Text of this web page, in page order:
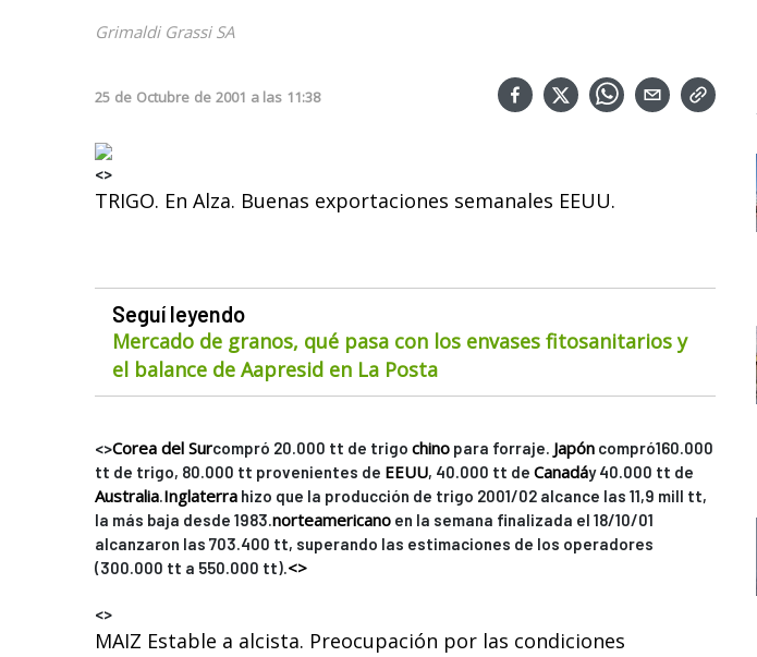
Grimaldi Grassi SA
25 de Octubre de 2001 a las 11:38
<>
TRIGO. En Alza. Buenas exportaciones semanales EEUU.
Seguí leyendo
Mercado de granos, qué pasa con los envases fitosanitarios y
el balance de Aapresid en La Posta
<>Corea del Surcompró 20.000 tt de trigo chino para forraje. Japón compró160.000
tt de trigo, 80.000 tt provenientes de EEUU, 40.000 tt de Canadáy 40.000 tt de
Australia.Inglaterra hizo que la producción de trigo 2001/02 alcance las 11,9 mill tt,
la más baja desde 1983.norteamericano en la semana finalizada el 18/10/01
alcanzaron las 703.400 tt, superando las estimaciones de los operadores
(300.000 tt a 550.000 tt).<>
<>
MAIZ Estable a alcista. Preocupación por las condiciones